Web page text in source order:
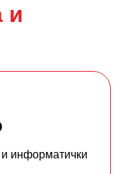
и
и информатички